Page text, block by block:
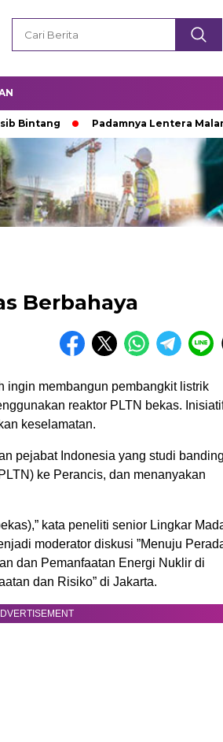
Padamnya Lentera Malam
Berbahaya
ingin membangun pembangkit listrik
reaktor PLTN bekas.
keselamatan.
pejabat Indonesia yang studi banding
ke Perancis, dan menanyakan
kata peneliti senior Lingkar
moderator diskusi ”Menuju
dan Pemanfaatan Energi Nuklir di
dan Risiko” di Jakarta.